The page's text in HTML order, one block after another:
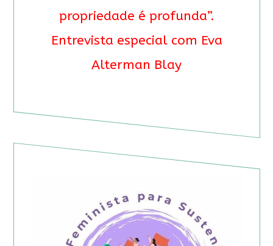
propriedade é profunda”.
Entrevista especial com Eva
Alterman Blay